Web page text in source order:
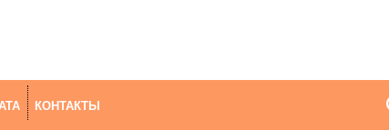
КОНТАКТЫ